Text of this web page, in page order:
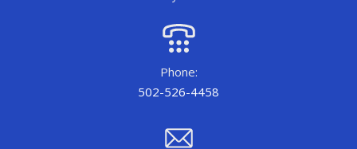
Phone:
502-526-4458